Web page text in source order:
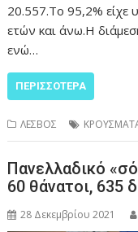
20.557.Το 95,2% είχε
ετών και άνω.Η
ενώ…
ΠΕΡΙΣΣΌΤΕΡΑ
ΛΕΣΒΟΣ
Πανελλαδικό
60 θάνατοι, 635
28 Δεκεμβρίου 2021